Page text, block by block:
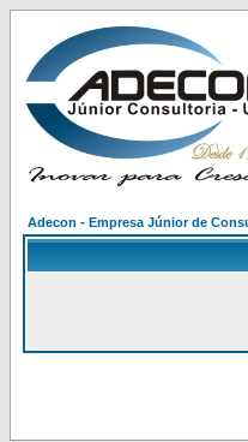
Adecon - Empresa Júnior de